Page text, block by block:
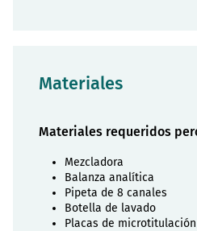
Materiales
Materiales requeridos
Mezcladora
Balanza analítica
Pipeta de 8 canales
Botella de lavado
Placas de